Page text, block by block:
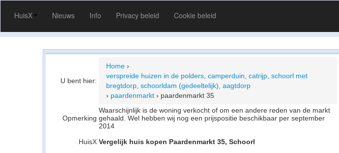
HuisX Nieuws Info Privacy beleid Cookie beleid
U bent hier:
Home ›
verspreide huizen in de polders, camperduin, catrijp, schoorl met
bregtdorp, schoorldam (gedeeltelijk), aagtdorp
› paardenmarkt › paardenmarkt 35
Opmerking
Waarschijnlijk is de woning verkocht of om een andere reden van de markt
gehaald. Wel hebben wij nog een prijspositie beschikbaar per september
2014
HuisX Vergelijk huis kopen Paardenmarkt 35, Schoorl